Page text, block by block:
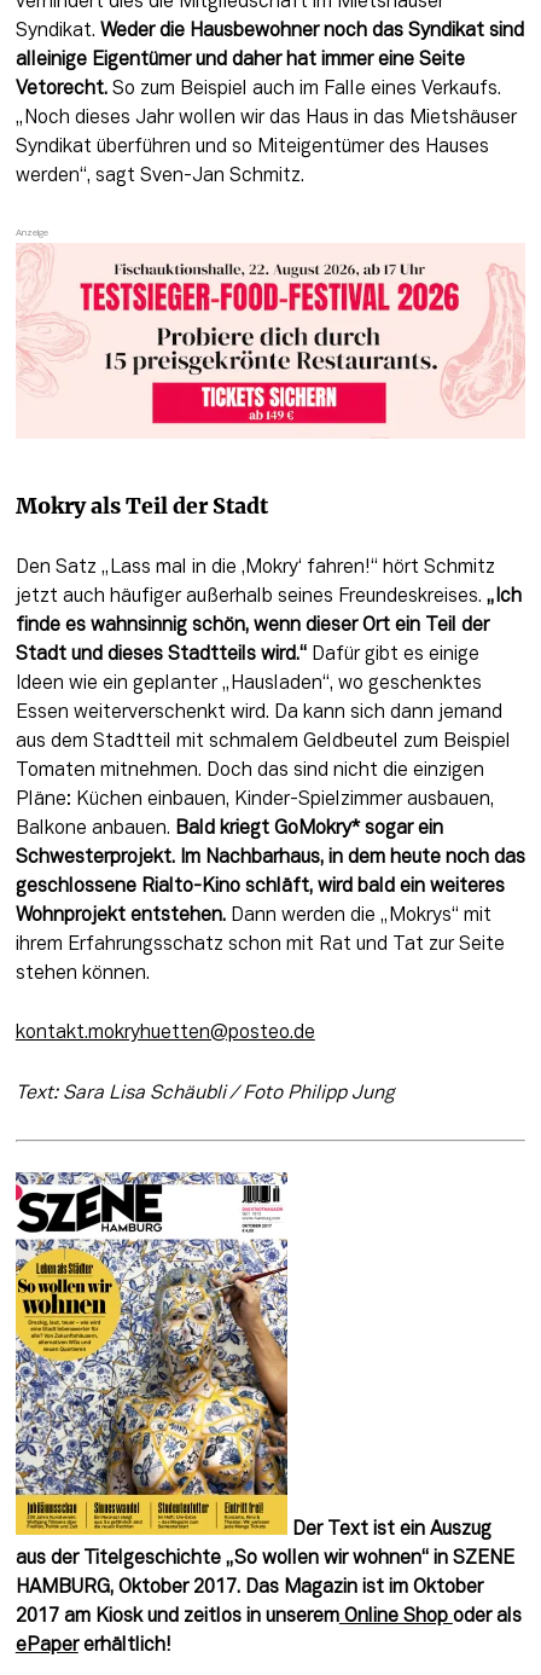
Syndikat. Weder die Hausbewohner noch das Syndikat sind
alleinige Eigentümer und daher hat immer eine Seite
Vetorecht. So zum Beispiel auch im Falle eines Verkaufs.
„Noch dieses Jahr wollen wir das Haus in das Mietshäuser
Syndikat überführen und so Miteigentümer des Hauses
werden“, sagt Sven-Jan Schmitz.
Mokry als Teil der Stadt
Den Satz „Lass mal in die ,Mokry‘ fahren!“ hört Schmitz
jetzt auch häufiger außerhalb seines Freundeskreises. „Ich
finde es wahnsinnig schön, wenn dieser Ort ein Teil der
Stadt und dieses Stadtteils wird.“ Dafür gibt es einige
Ideen wie ein geplanter „Hausladen“, wo geschenktes
Essen weiterverschenkt wird. Da kann sich dann jemand
aus dem Stadtteil mit schmalem Geldbeutel zum Beispiel
Tomaten mitnehmen. Doch das sind nicht die einzigen
Pläne: Küchen einbauen, Kinder-Spielzimmer ausbauen,
Balkone anbauen. Bald kriegt GoMokry* sogar ein
Schwesterprojekt. Im Nachbarhaus, in dem heute noch das
geschlossene Rialto-Kino schläft, wird bald ein weiteres
Wohnprojekt entstehen. Dann werden die „Mokrys“ mit
ihrem Erfahrungsschatz schon mit Rat und Tat zur Seite
stehen können.
kontakt.mokryhuetten@posteo.de
Text: Sara Lisa Schäubli / Foto Philipp Jung
Der Text ist ein Auszug
aus der Titelgeschichte „So wollen wir wohnen“ in SZENE
HAMBURG, Oktober 2017. Das Magazin ist im Oktober
2017 am Kiosk und zeitlos in unserem Online Shop
oder als
ePaper erhältlich!